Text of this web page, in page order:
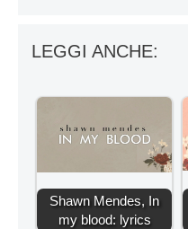
LEGGI ANCHE:
Shawn Mendes, In
my blood: lyrics